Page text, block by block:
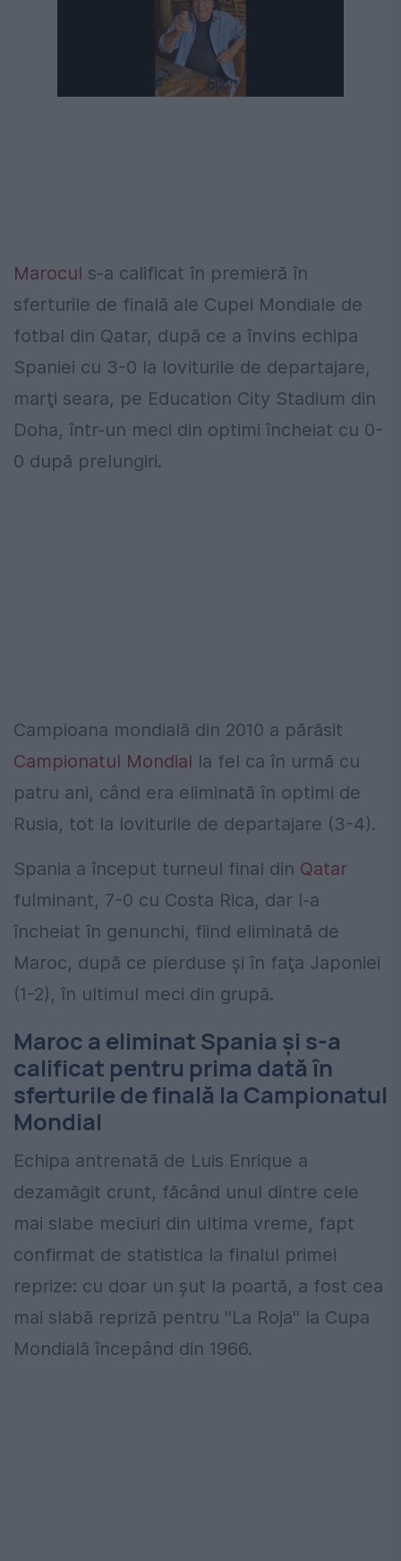
Marocul s-a calificat în premieră în
sferturile de finală ale Cupei Mondiale de
fotbal din Qatar, după ce a învins echipa
Spaniei cu 3-0 la loviturile de departajare,
marţi seara, pe Education City Stadium din
Doha, într-un meci din optimi încheiat cu 0-
0 după prelungiri.
Campioana mondială din 2010 a părăsit
Campionatul Mondial la fel ca în urmă cu
patru ani, când era eliminată în optimi de
Rusia, tot la loviturile de departajare (3-4).
Spania a început turneul final din Qatar
fulminant, 7-0 cu Costa Rica, dar l-a
încheiat în genunchi, fiind eliminată de
Maroc, după ce pierduse şi în faţa Japoniei
(1-2), în ultimul meci din grupă.
Maroc a eliminat Spania și s-a
calificat pentru prima dată în
sferturile de finală la Campionatul
Mondial
Echipa antrenată de Luis Enrique a
dezamăgit crunt, făcând unul dintre cele
mai slabe meciuri din ultima vreme, fapt
confirmat de statistica la finalul primei
reprize: cu doar un şut la poartă, a fost cea
mai slabă repriză pentru ''La Roja'' la Cupa
Mondială începând din 1966.